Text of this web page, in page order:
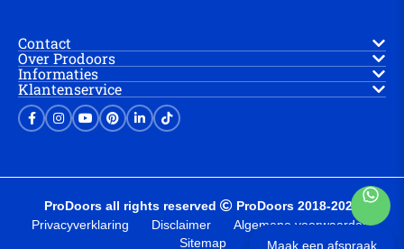
Contact
Over Prodoors
Informaties
Klantenservice
ProDoors all rights reserved
ProDoors 2018-2025
Privacyverklaring
Disclaimer
Algemene voorwaarden
Sitemap
Maak een afspraak